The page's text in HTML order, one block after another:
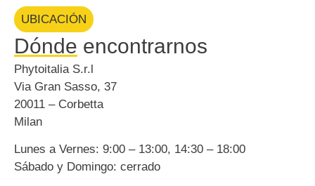
UBICACIÓN
Dónde encontrarnos
Phytoitalia S.r.l
Via Gran Sasso, 37
20011 – Corbetta
Milan
Lunes a Vernes: 9:00 – 13:00, 14:30 – 18:00
Sábado y Domingo: cerrado